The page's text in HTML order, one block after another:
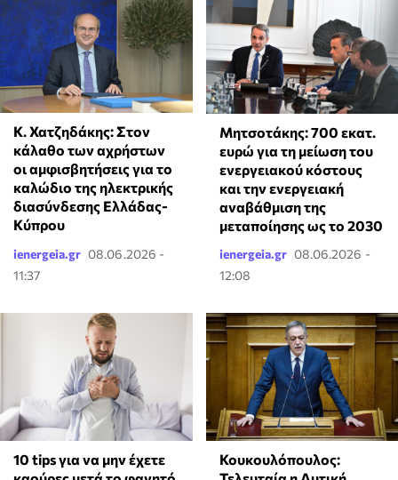
Κ. Χατζηδάκης: Στον
κάλαθο των αχρήστων
οι αμφισβητήσεις για το
καλώδιο της ηλεκτρικής
διασύνδεσης Ελλάδας-
Κύπρου
ienergeia.gr 08.06.2026 -
11:37
Μητσοτάκης: 700 εκατ.
ευρώ για τη μείωση του
ενεργειακού κόστους
και την ενεργειακή
αναβάθμιση της
μεταποίησης ως το 2030
ienergeia.gr 08.06.2026 -
12:08
10 tips για να μην έχετε
Κουκουλόπουλος: